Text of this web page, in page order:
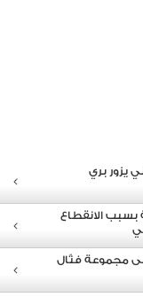
يزور بري
بسبب الانقطاع